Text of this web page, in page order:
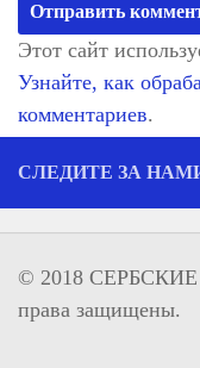
Этот сайт
Узнайте, как
комментариев.
СЛЕДИТЕ ЗА
© 2018
права защищены.